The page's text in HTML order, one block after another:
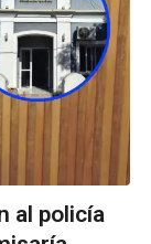
al policía